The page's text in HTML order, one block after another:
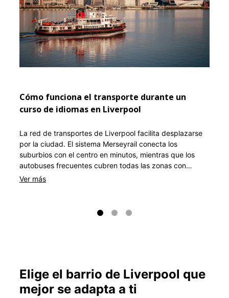
Cómo funciona el transporte durante un
curso de idiomas en Liverpool
La red de transportes de Liverpool facilita desplazarse
por la ciudad. El sistema Merseyrail conecta los
suburbios con el centro en minutos, mientras que los
autobuses frecuentes cubren todas las zonas con
estudiantes: Smithdown Road, Baltic Triangle y los
es posible recorrer el compacto centro a pie. El
Elige el barrio de Liverpool que
mejor se adapta a ti